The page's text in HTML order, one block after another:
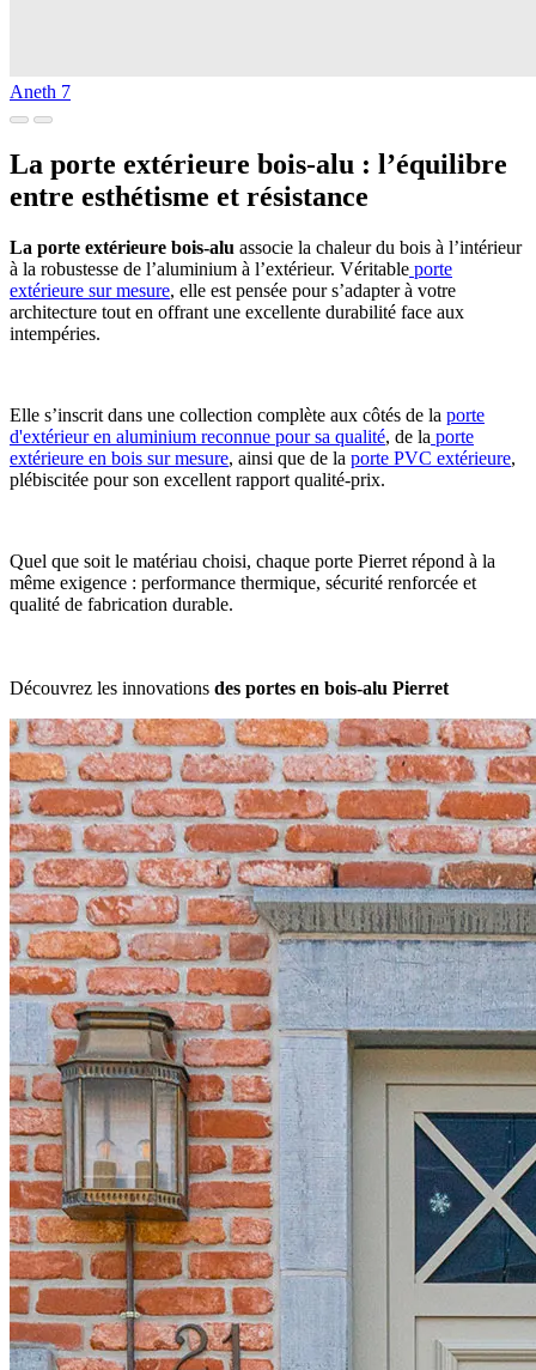
Aneth 7
La porte extérieure bois-alu : l’équilibre
entre esthétisme et résistance
La porte extérieure bois-alu associe la chaleur du bois à l’intérieur
à la robustesse de l’aluminium à l’extérieur. Véritable porte
extérieure sur mesure, elle est pensée pour s’adapter à votre
architecture tout en offrant une excellente durabilité face aux
intempéries.
Elle s’inscrit dans une collection complète aux côtés de la porte
d'extérieur en aluminium reconnue pour sa qualité, de la porte
extérieure en bois sur mesure, ainsi que de la porte PVC extérieure,
plébiscitée pour son excellent rapport qualité-prix.
Quel que soit le matériau choisi, chaque porte Pierret répond à la
même exigence : performance thermique, sécurité renforcée et
qualité de fabrication durable.
Découvrez les innovations des portes en bois-alu Pierret